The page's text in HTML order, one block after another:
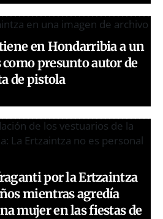
en Hondarribia a un
como presunto autor de
de pistola
por la Ertzaintza
mientras agredía
mujer en las fiestas de